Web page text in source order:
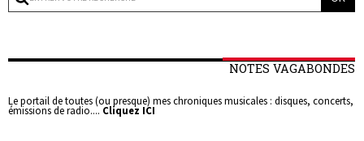
NOTES VAGABONDES
Le portail de toutes (ou presque) mes chroniques musicales : disques, concerts,
émissions de radio.... Cliquez ICI